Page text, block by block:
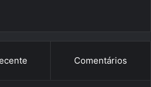
Comentários